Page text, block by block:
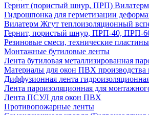
Гернит (пористый шнур, ПРП)
Гидрошпонка для герметизации
Вилатерм Жгут теплоизоляционный
Гернит, пористый шнур, ПРП-40, ПРП-
Резиновые смеси, технические пластины
Монтажные бутиловые ленты
Лента бутиловая металлизированная
Материалы для окон ПВХ производства
Диффузионная лента
Лента пароизоляционная для
Лента ПСУЛ для окон ПВХ
Противопожарные ленты